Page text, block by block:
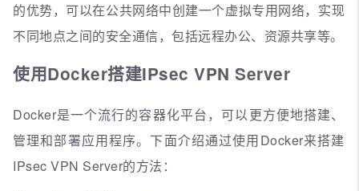
的优势，可以在公共网络中创建一个虚拟专用网络，实现
不同地点之间的安全通信，包括远程办公、资源共享等。
使用Docker搭建IPsec VPN Server
Docker是一个流行的容器化平台，可以更方便地搭建、
管理和部署应用程序。下面介绍通过使用Docker来搭建
IPsec VPN Server的方法：